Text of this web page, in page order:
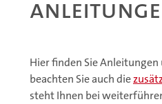
Hier finden Sie
beachten Sie auch die
steht Ihnen bei